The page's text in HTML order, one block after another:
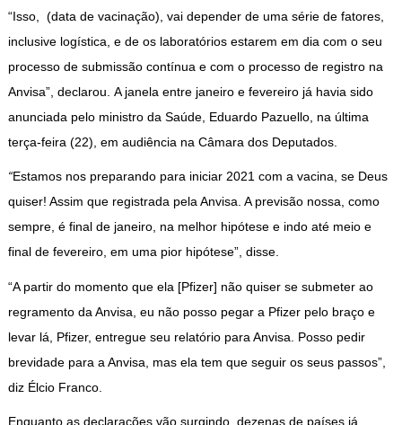
“Isso, (data de vacinação), vai depender de uma série de fatores,
inclusive logística, e de os laboratórios estarem em dia com o seu
processo de submissão contínua e com o processo de registro na
Anvisa”, declarou. A janela entre janeiro e fevereiro já havia sido
anunciada pelo ministro da Saúde, Eduardo Pazuello, na última
terça-feira (22), em audiência na Câmara dos Deputados.
“Estamos nos preparando para iniciar 2021 com a vacina, se Deus
quiser! Assim que registrada pela Anvisa. A previsão nossa, como
sempre, é final de janeiro, na melhor hipótese e indo até meio e
final de fevereiro, em uma pior hipótese”, disse.
“A partir do momento que ela [Pfizer] não quiser se submeter ao
regramento da Anvisa, eu não posso pegar a Pfizer pelo braço e
levar lá, Pfizer, entregue seu relatório para Anvisa. Posso pedir
brevidade para a Anvisa, mas ela tem que seguir os seus passos”,
diz Élcio Franco.
Enquanto as declarações vão surgindo, dezenas de países já